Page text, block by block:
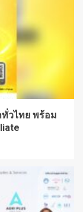
ทั่วไทย พร้อม